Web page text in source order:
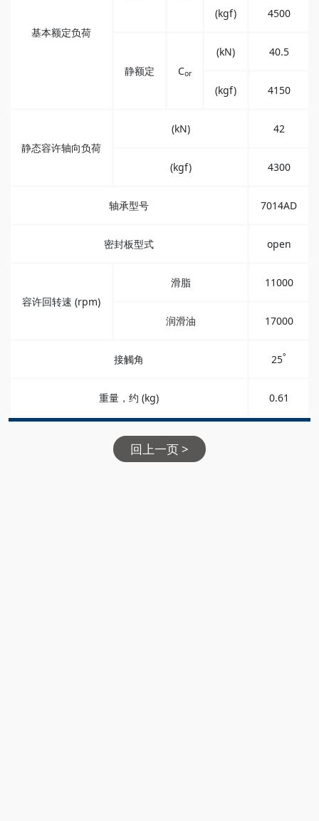
基本额定负荷
(kgf) 4500
静额定 Cor
(kN) 40.5
(kgf) 4150
静态容许轴向负荷
(kN) 42
(kgf) 4300
轴承型号 7014AD
密封板型式 open
容许回转速 (rpm)
滑脂 11000
润滑油 17000
接觸角 25°
重量，约 (kg) 0.61
回上一页 >